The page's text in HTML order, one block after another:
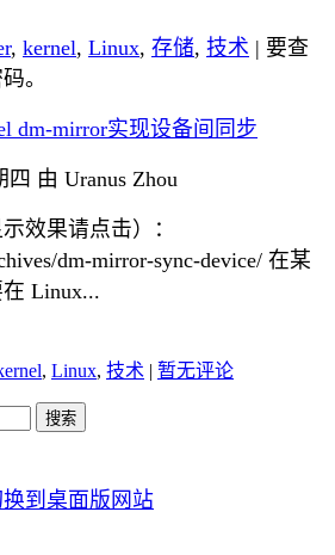
, kernel, Linux, 存储, 技术 | 要查
。
dm-mirror实现设备间同步
四 由 Uranus Zhou
效果请点击）：
dm-mirror-sync-device/ 在某
Linux...
, Linux, 技术 | 暂无评论
到桌面版网站